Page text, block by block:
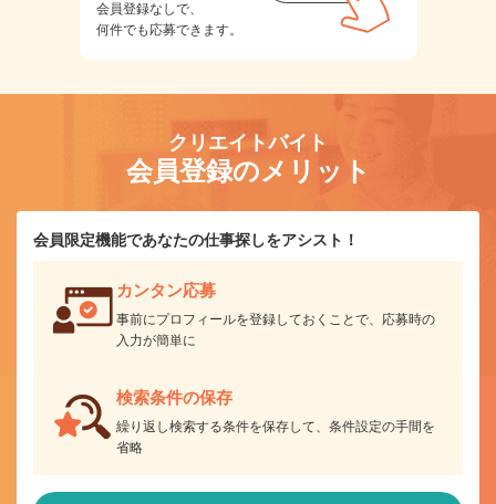
会員登録なしで、
何件でも応募できます。
クリエイトバイト
会員登録のメリット
会員限定機能であなたの仕事探しをアシスト！
カンタン応募
事前にプロフィールを登録しておくことで、応募時の
入力が簡単に
検索条件の保存
繰り返し検索する条件を保存して、条件設定の手間を
省略